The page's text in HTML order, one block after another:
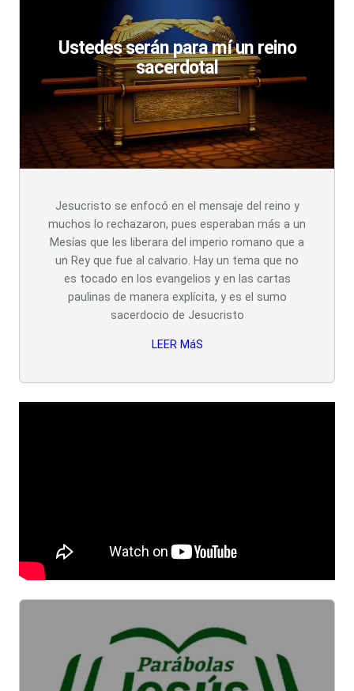
Ustedes serán para mí un reino
sacerdotal
Jesucristo se enfocó en el mensaje del reino y
muchos lo rechazaron, pues esperaban más a un
Mesías que les liberara del imperio romano que a
un Rey que fue al calvario. Hay un tema que no
es tocado en los evangelios y en las cartas
paulinas de manera explícita, y es el sumo
sacerdocio de Jesucristo
LEER MáS